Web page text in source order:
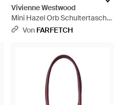
Vivienne Westwood
Mini Hazel Orb Schultertasche
- Natur
Von FARFETCH